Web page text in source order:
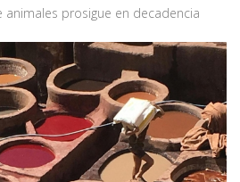
animales prosigue en decadencia